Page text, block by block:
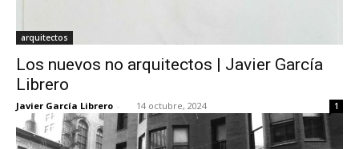
arquitectos
Los nuevos no arquitectos | Javier García
Librero
Javier García Librero - 14 octubre, 2024 1